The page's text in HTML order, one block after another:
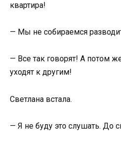
квартира!
— Мы не собираемся
— Все так говорят! А потом
уходят к другим!
Светлана встала.
— Я не буду это слушать. До